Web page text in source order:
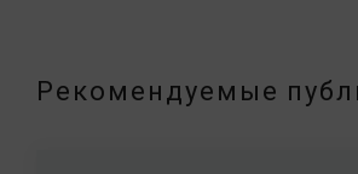
Рекомендуемые